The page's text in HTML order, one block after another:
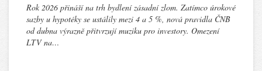
Rok 2026 přináší na trh bydlení zásadní zlom. Zatímco úrokové
sazby u hypotéky se ustálily mezi 4 a 5 %, nová pravidla ČNB
od dubna výrazně přitvrzují muziku pro investory. Omezení
LTV na…